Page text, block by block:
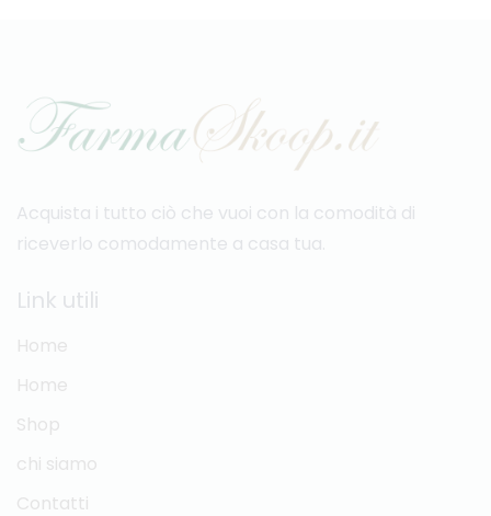
Acquista i tutto ciò che vuoi con la comodità di
riceverlo comodamente a casa tua.
Link utili
Home
Home
Shop
chi siamo
Contatti